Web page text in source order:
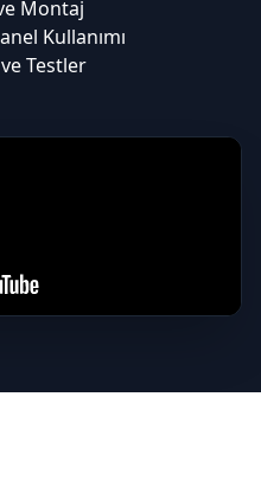
Montaj
Kullanımı
Testler